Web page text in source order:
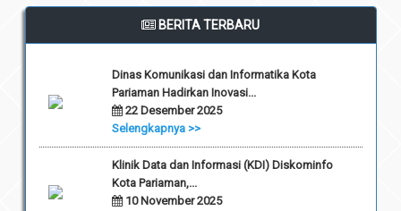
BERITA TERBARU
Dinas Komunikasi dan Informatika Kota
Pariaman Hadirkan Inovasi...
22 Desember 2025
Selengkapnya >>
Klinik Data dan Informasi (KDI) Diskominfo
Kota Pariaman,...
10 November 2025